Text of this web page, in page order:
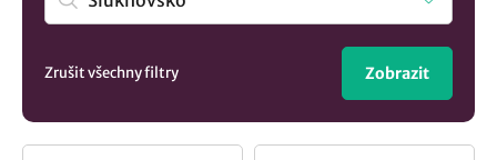
Zrušit všechny filtry Zobrazit